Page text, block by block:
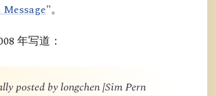
"。
年写道：
posted by longchen [Sim Pern